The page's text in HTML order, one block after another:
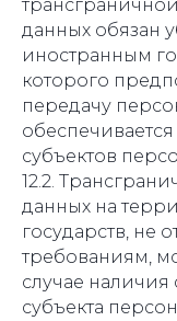
данных обязан
иностранным
которого
передачу
субъектов
12.2.
данных на
государств, не
требованиям,
случае
субъекта